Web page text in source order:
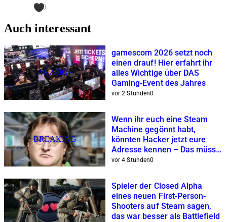
0
Auch interessant
ANZEIGE
gamescom 2026 setzt noch
einen drauf! Hier erfahrt ihr
alles Wichtige über DAS
Gaming-Event des Jahres
vor 2 Stunden0
BREAKING
Wenn ihr euch eine Steam
Machine gegönnt habt,
könnten Hacker jetzt eure
Adresse kennen – Das müsst
ihr wissen
vor 4 Stunden0
Spieler der Closed Alpha
eines neuen First-Person-
Shooters auf Steam sagen,
das war besser als Battlefield